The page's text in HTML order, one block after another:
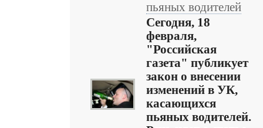
пьяных водителей
Сегодня, 18
февраля,
"Российская
газета" публикует
закон о внесении
изменений в УК,
касающихся
пьяных водителей.